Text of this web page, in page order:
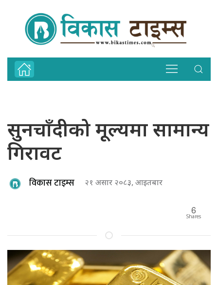
सुनचाँदीको मूल्यमा सामान्य
गिरावट
विकास टाइम्स २१ असार २०८३, आइतबार
6
Shares